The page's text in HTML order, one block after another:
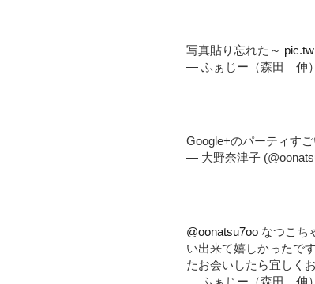
写真貼り忘れた～
— ふぁじー（森田 伸
Google+のパーティすご
— 大野奈津子
@oonatsu7oo なつこち
い出来て嬉しかったで
たお会いしたら宜しく
— ふぁじー（森田 伸